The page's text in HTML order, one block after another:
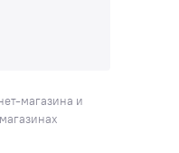
магазина и